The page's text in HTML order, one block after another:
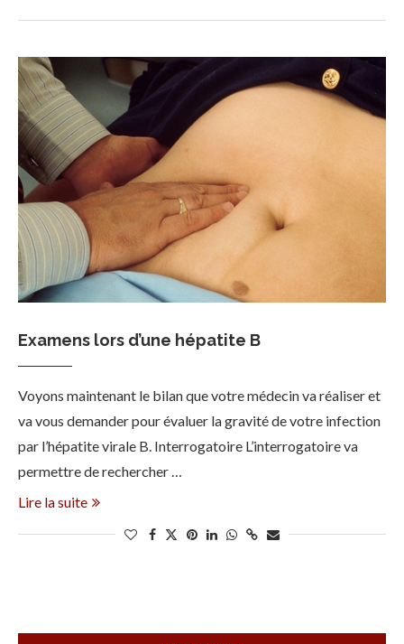
Examens lors d’une hépatite B
Voyons maintenant le bilan que votre médecin va réaliser et
va vous demander pour évaluer la gravité de votre infection
par l’hépatite virale B. Interrogatoire L’interrogatoire va
permettre de rechercher …
Lire la suite